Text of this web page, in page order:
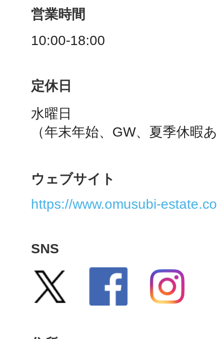
営業時間
10:00-18:00
定休日
水曜日
（年末年始、GW、夏季休暇
ウェブサイト
https://www.omusubi-
SNS
高知市
シモキ